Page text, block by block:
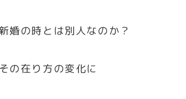
婚の時とは別人なのか？
の在り方の変化に